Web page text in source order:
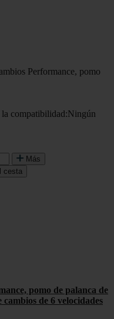
Performance, pomo
compatibilidad:Ningún
Más
cesta
pomo de palanca de
de 6 velocidades